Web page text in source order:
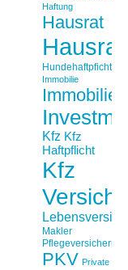
Haftung
Hausrat
Hundehaftpficht
Immobilie
Kfz Kfz
Haftpflicht
Kfz
Makler
Pflegeversicherung
PKV Private